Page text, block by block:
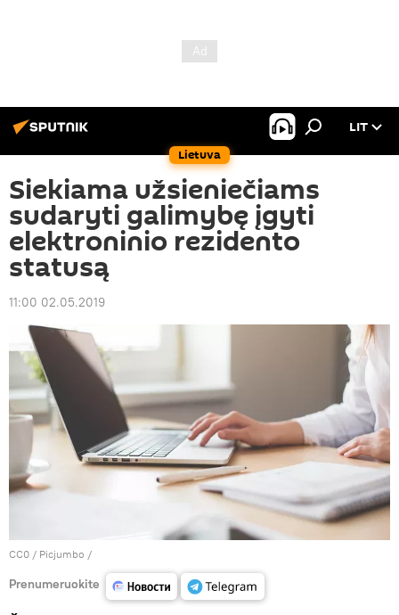
Lietuva
LIT
Siekiama užsieniečiams
sudaryti galimybę įgyti
elektroninio rezidento
statusą
11:00 02.05.2019
CC0 / Picjumbo /
Prenumeruokite